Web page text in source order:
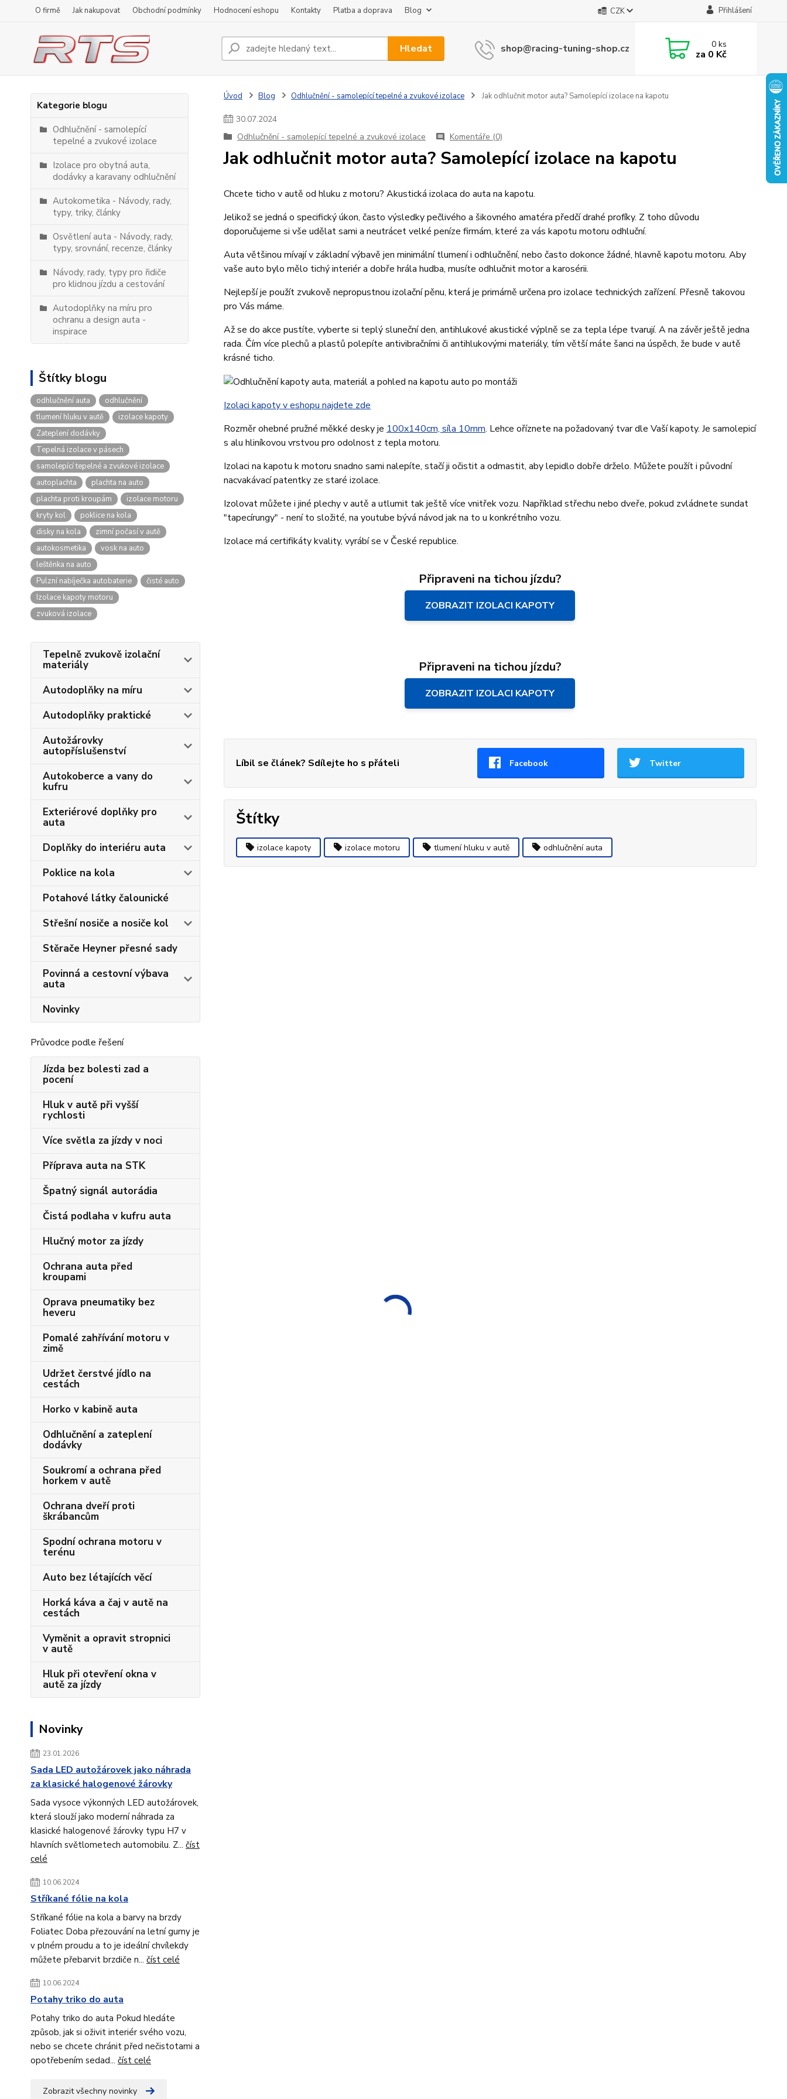
O firmě Jak nakupovat Obchodní podmínky Hodnocení eshopu Kontakty Platba a doprava Blog CZK Přihlášení
Hledat shop@racing-tuning-shop.cz 0ks
za 0 Kč
Kategorie blogu
Odhlučnění - samolepící
tepelné a zvukové izolace
Izolace pro obytná auta,
dodávky a karavany odhlučnění
Autokometika - Návody, rady,
typy, triky, články
Osvětlení auta - Návody, rady,
typy, srovnání, recenze, články
Návody, rady, typy pro řidiče
pro klidnou jízdu a cestování
Autodoplňky na míru pro
ochranu a design auta -
inspirace
Štítky blogu
odhlučnění auta
odhlučnění
tlumení hluku v autě
izolace kapoty
Zateplení dodávky
Tepelná izolace v pásech
samolepící tepelné a zvukové izolace
autoplachta
plachta na auto
plachta proti kroupám
izolace motoru
kryty kol
poklice na kola
disky na kola
zimní počasí v autě
autokosmetika
vosk na auto
leštěnka na auto
Pulzní nabíječka autobaterie
čisté auto
Izolace kapoty motoru
zvuková izolace
Tepelně zvukově izolační
materiály
Autodoplňky na míru
Autodoplňky praktické
Autožárovky
autopříslušenství
Autokoberce a vany do
kufru
Exteriérové doplňky pro
auta
Doplňky do interiéru auta
Poklice na kola
Potahové látky čalounické
Střešní nosiče a nosiče kol
Stěrače Heyner přesné sady
Povinná a cestovní výbava
auta
Novinky
Průvodce podle řešení
Jízda bez bolesti zad a
pocení
Hluk v autě při vyšší
rychlosti
Více světla za jízdy v noci
Příprava auta na STK
Špatný signál autorádia
Čistá podlaha v kufru auta
Hlučný motor za jízdy
Ochrana auta před
kroupami
Oprava pneumatiky bez
heveru
Pomalé zahřívání motoru v
zimě
Udržet čerstvé jídlo na
cestách
Horko v kabině auta
Odhlučnění a zateplení
dodávky
Soukromí a ochrana před
horkem v autě
Ochrana dveří proti
škrábancům
Spodní ochrana motoru v
terénu
Auto bez létajících věcí
Horká káva a čaj v autě na
cestách
Vyměnit a opravit stropnici
v autě
Hluk při otevření okna v
autě za jízdy
Novinky
23.01.2026
Sada LED autožárovek jako náhrada
za klasické halogenové žárovky
Sada vysoce výkonných LED autožárovek,
která slouží jako moderní náhrada za
klasické halogenové žárovky typu H7 v
hlavních světlometech automobilu. Z... číst
celé
10.06.2024
Stříkané fólie na kola
Stříkané fólie na kola a barvy na brzdy
Foliatec Doba přezouvání na letní gumy je
v plném proudu a to je ideální chvílekdy
můžete přebarvit brzdiče n... číst celé
10.06.2024
Potahy triko do auta
Potahy triko do auta Pokud hledáte
způsob, jak si oživit interiér svého vozu,
nebo se chcete chránit před nečistotami a
opotřebením sedad... číst celé
Zobrazit všechny novinky
Úvod Blog Odhlučnění - samolepící tepelné a zvukové izolace Jak odhlučnit motor auta? Samolepící izolace na kapotu
30.07.2024
Odhlučnění - samolepící tepelné a zvukové izolace
Komentáře (0)
Jak odhlučnit motor auta? Samolepící izolace na kapotu
Chcete ticho v autě od hluku z motoru? Akustická izolaca do auta na kapotu.
Jelikož se jedná o specifický úkon, často výsledky pečlivého a šikovného amatéra předčí drahé profíky. Z toho důvodu
doporučujeme si vše udělat sami a neutrácet velké peníze firmám, které za vás kapotu motoru odhluční.
Auta většinou mívají v základní výbavě jen minimální tlumení i odhlučnění, nebo často dokonce žádné, hlavně kapotu motoru. Aby
vaše auto bylo mělo tichý interiér a dobře hrála hudba, musíte odhlučnit motor a karosérii.
Nejlepší je použít zvukově nepropustnou izolační pěnu, která je primárně určena pro izolace technických zařízení. Přesně takovou
pro Vás máme.
Až se do akce pustíte, vyberte si teplý sluneční den, antihlukové akustické výplně se za tepla lépe tvarují. A na závěr ještě jedna
rada. Čím více plechů a plastů polepíte antivibračními či antihlukovými materiály, tím větší máte šanci na úspěch, že bude v autě
krásné ticho.
Izolaci kapoty v eshopu najdete zde
Rozměr ohebné pružné měkké desky je 100x140cm, síla 10mm. Lehce oříznete na požadovaný tvar dle Vaší kapoty. Je samolepicí
s alu hliníkovou vrstvou pro odolnost z tepla motoru.
Izolaci na kapotu k motoru snadno sami nalepíte, stačí ji očistit a odmastit, aby lepidlo dobře drželo. Můžete použít i původní
nacvakávací patentky ze staré izolace.
Izolovat můžete i jiné plechy v autě a utlumit tak ještě více vnitřek vozu. Například střechu nebo dveře, pokud zvládnete sundat
"tapecírungy" - není to složité, na youtube bývá návod jak na to u konkrétního vozu.
Izolace má certifikáty kvality, vyrábí se v České republice.
Připraveni na tichou jízdu?
ZOBRAZIT IZOLACI KAPOTY
Připraveni na tichou jízdu?
ZOBRAZIT IZOLACI KAPOTY
Líbil se článek? Sdílejte ho s přáteli Facebook Twitter
Štítky
izolace kapoty izolace motoru tlumení hluku v autě odhlučnění auta